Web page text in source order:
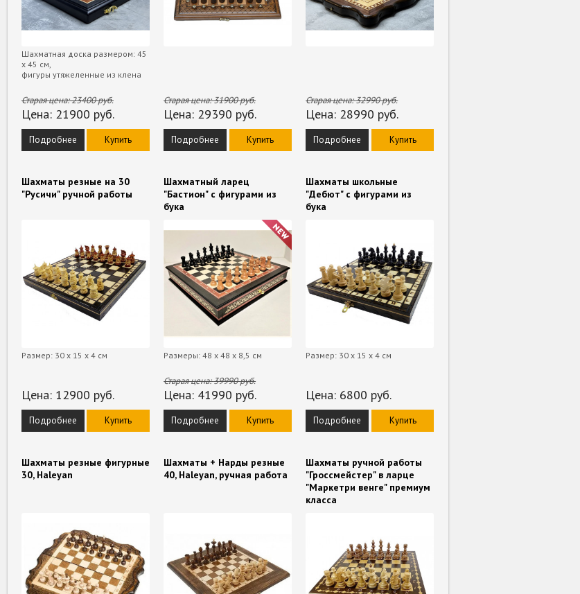
Шахматная доска размером: 45
х 45 см,
фигуры утяжеленные из клена
Старая цена:23400руб.
Цена: 21900 руб.
Подробнее Купить
Старая цена:31900руб.
Цена: 29390 руб.
Подробнее Купить
Старая цена:32990руб.
Цена: 28990 руб.
Подробнее Купить
Шахматы резные на 30
"Русичи" ручной работы
Размер: 30 х 15 х 4 см
Цена: 12900 руб.
Подробнее Купить
Шахматный ларец
"Бастион" с фигурами из
бука
Размеры: 48 x 48 х 8,5 см
Старая цена:39990руб.
Цена: 41990 руб.
Подробнее Купить
Шахматы школьные
"Дебют" с фигурами из
бука
Размер: 30 х 15 х 4 см
Цена: 6800 руб.
Подробнее Купить
Шахматы резные фигурные
30, Haleyan
Шахматы + Нарды резные
40, Haleyan, ручная работа
Шахматы ручной работы
"Гроссмейстер" в ларце
"Маркетри венге" премиум
класса